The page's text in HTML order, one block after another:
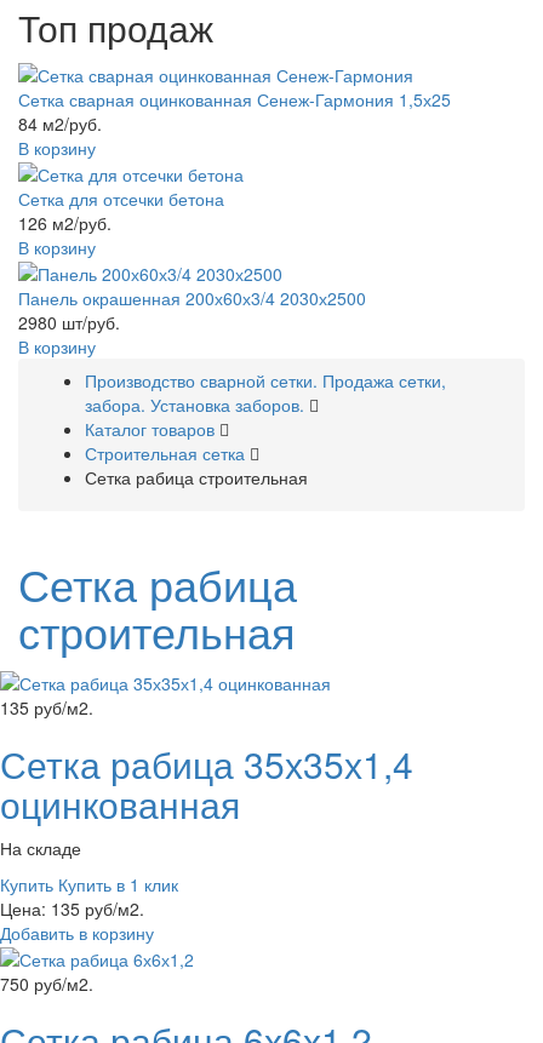
Топ продаж
Сетка сварная оцинкованная Сенеж-Гармония 1,5х25
84 м2/руб.
В корзину
Сетка для отсечки бетона
126 м2/руб.
В корзину
Панель окрашенная 200х60х3/4 2030х2500
2980 шт/руб.
В корзину
Производство сварной сетки. Продажа сетки,
забора. Установка заборов.
Каталог товаров
Строительная сетка
Сетка рабица строительная
Сетка рабица
строительная
135 руб/м2.
Сетка рабица 35х35х1,4
оцинкованная
На складе
Купить Купить в 1 клик
Цена: 135 руб/м2.
Добавить в корзину
750 руб/м2.